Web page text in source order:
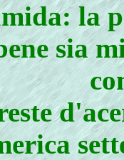
la
sia